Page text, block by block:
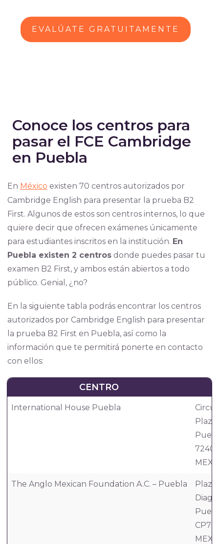
EVALÚATE GRATUITAMENTE
Conoce los centros para
pasar el FCE Cambridge
en Puebla
En México existen 70 centros autorizados por
Cambridge English para presentar la prueba B2
First. Algunos de estos son centros internos, lo que
quiere decir que ofrecen exámenes únicamente
para estudiantes inscritos en la institución. En
Puebla existen 2 centrosdonde puedes pasar tu
examen B2 First, y ambos están abiertos a todo
público. Genial, ¿no?
En la siguiente tabla podrás encontrar los centros
autorizados por Cambridge English para presentar
la prueba B2 First en Puebla, así como la
información que te permitirá ponerte en contacto
con ellos:
CENTRO
International House Puebla
Plaza
The Anglo Mexican Foundation A.C. – Puebla
Plaza